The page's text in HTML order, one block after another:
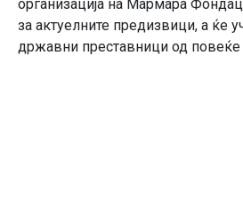
организација на Мармара
за актуелните предизвици, а ќе
државни преставници од